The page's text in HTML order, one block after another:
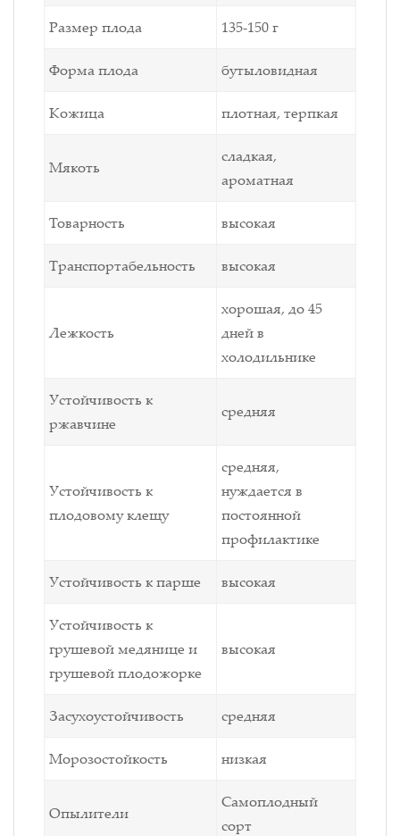
Размер плода 135-150 г
Форма плода бутыловидная
Кожица плотная, терпкая
Мякоть
сладкая,
ароматная
Товарность высокая
Транспортабельность высокая
Лежкость
хорошая, до 45
дней в
холодильнике
Устойчивость к
ржавчине
средняя
Устойчивость к
плодовому клещу
средняя,
нуждается в
постоянной
профилактике
Устойчивость к парше высокая
Устойчивость к
грушевой медянице и
грушевой плодожорке
высокая
Засухоустойчивость средняя
Морозостойкость низкая
Опылители
Самоплодный
сорт